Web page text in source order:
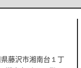
藤沢市湘南台１丁